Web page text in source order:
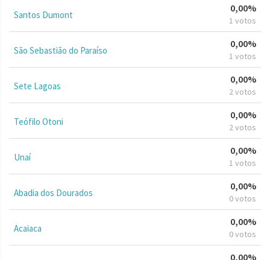
Santos Dumont
0,00%
1 votos
São Sebastião do Paraíso
0,00%
1 votos
Sete Lagoas
0,00%
2 votos
Teófilo Otoni
0,00%
2 votos
Unaí
0,00%
1 votos
Abadia dos Dourados
0,00%
0 votos
Acaiaca
0,00%
0 votos
0,00%